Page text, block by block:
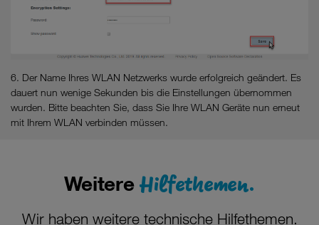
6. Der Name Ihres WLAN Netzwerks wurde erfolgreich geändert. Es
dauert nun wenige Sekunden bis die Einstellungen übernommen
wurden. Bitte beachten Sie, dass Sie Ihre WLAN Geräte nun erneut
mit Ihrem WLAN verbinden müssen.
WeitereHilfethemen.
Wir haben weitere technische Hilfethemen.